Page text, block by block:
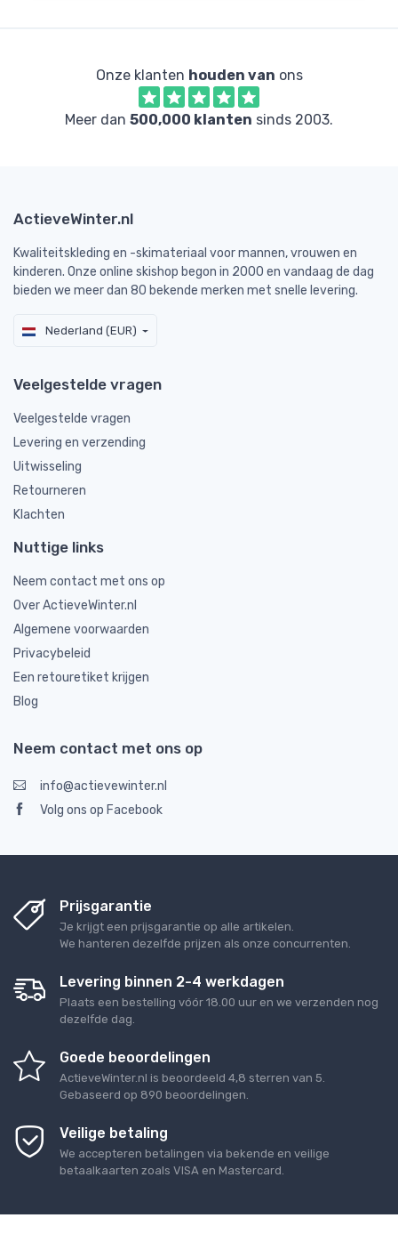
Onze klanten houden van ons
Meer dan 500,000 klanten sinds 2003.
ActieveWinter.nl
Kwaliteitskleding en -skimateriaal voor mannen, vrouwen en
kinderen. Onze online skishop begon in 2000 en vandaag de dag
bieden we meer dan 80 bekende merken met snelle levering.
Nederland (EUR)
Veelgestelde vragen
Veelgestelde vragen
Levering en verzending
Uitwisseling
Retourneren
Klachten
Nuttige links
Neem contact met ons op
Over ActieveWinter.nl
Algemene voorwaarden
Privacybeleid
Een retouretiket krijgen
Blog
Neem contact met ons op
info@actievewinter.nl
Volg ons op Facebook
Prijsgarantie
Je krijgt een prijsgarantie op alle artikelen.
We hanteren dezelfde prijzen als onze concurrenten.
Levering binnen 2-4 werkdagen
Plaats een bestelling vóór 18.00 uur en we verzenden nog
dezelfde dag.
Goede beoordelingen
ActieveWinter.nl is beoordeeld 4,8 sterren van 5
Gebaseerd op 890 beoordelingen.
Veilige betaling
We accepteren betalingen via bekende en veilige
betaalkaarten zoals VISA en Mastercard.